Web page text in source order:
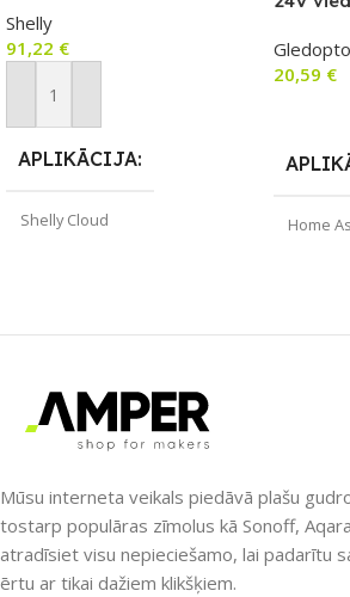
sliedes atbalstu
Shelly
91,22 €
Pievienot Grozam
APLIKĀCIJA
Shelly Cloud
Ethernet / LAN Wi-Fi
PIEEJAMS UZREIZ
Gledopto
20,59 €
Home
Nē
Mūsu interneta veikals piedāvā plašu
tostarp populāras zīmolus kā Sonoff,
atradīsiet visu nepieciešamo, lai padarītu
ērtu ar tikai dažiem klikšķiem.